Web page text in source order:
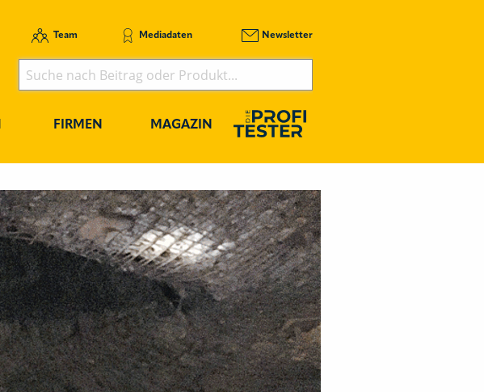
Team Mediadaten Newsletter
FIRMEN MAGAZIN